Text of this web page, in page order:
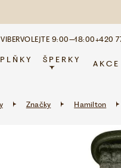
VIBERVOLEJTE 9:00–18:00+420
ŠPERKY AKCE
Značky Hamilton